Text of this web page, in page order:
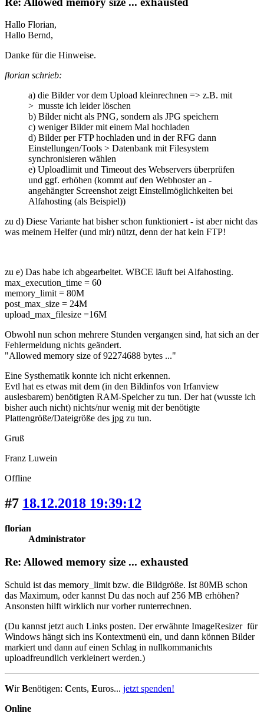
Hallo Florian,
Hallo Bernd,
Danke für die Hinweise.
florian schrieb:
a) die Bilder vor dem Upload kleinrechnen => z.B. mit
> musste ich leider löschen
b) Bilder nicht als PNG, sondern als JPG speichern
c) weniger Bilder mit einem Mal hochladen
d) Bilder per FTP hochladen und in der RFG dann
Einstellungen/Tools > Datenbank mit Filesystem
synchronisieren wählen
e) Uploadlimit und Timeout des Webservers überprüfen
und ggf. erhöhen (kommt auf den Webhoster an -
angehängter Screenshot zeigt Einstellmöglichkeiten bei
Alfahosting (als Beispiel))
zu d) Diese Variante hat bisher schon funktioniert - ist aber nicht das
was meinem Helfer (und mir) nützt, denn der hat kein FTP!
zu e) Das habe ich abgearbeitet. WBCE läuft bei Alfahosting.
max_execution_time = 60
memory_limit = 80M
post_max_size = 24M
upload_max_filesize =16M
Obwohl nun schon mehrere Stunden vergangen sind, hat sich an der
Fehlermeldung nichts geändert.
"Allowed memory size of 92274688 bytes ..."
Eine Systhematik konnte ich nicht erkennen.
Evtl hat es etwas mit dem (in den Bildinfos von Irfanview
auslesbarem) benötigten RAM-Speicher zu tun. Der hat (wusste ich
bisher auch nicht) nichts/nur wenig mit der benötigte
Plattengröße/Dateigröße des jpg zu tun.
Gruß
Franz Luwein
Offline
#7 18.12.2018 19:39:12
florian
Administrator
Re: Allowed memory size ... exhausted
Schuld ist das memory_limit bzw. die Bildgröße. Ist 80MB schon
das Maximum, oder kannst Du das noch auf 256 MB erhöhen?
Ansonsten hilft wirklich nur vorher runterrechnen.
(Du kannst jetzt auch Links posten. Der erwähnte ImageResizer für
Windows hängt sich ins Kontextmenü ein, und dann können Bilder
markiert und dann auf einen Schlag in nullkommanichts
uploadfreundlich verkleinert werden.)
WirBenötigen: Cents, Euros... jetzt spenden!
Online